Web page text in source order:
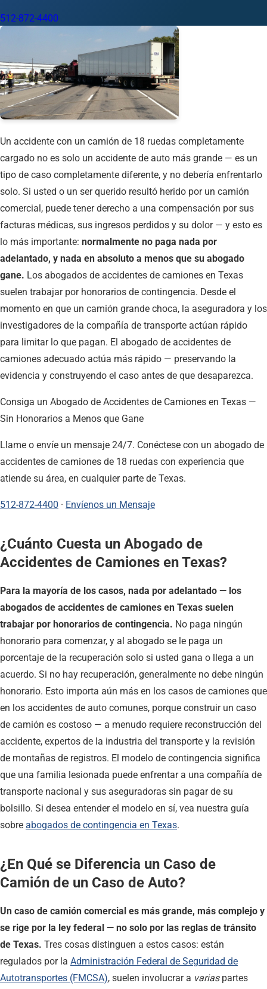
Austin 512-872-4400
Usar mi ubicación
Austin Beaumont Corpus Christi
El Paso
Fort Worth Laredo Longview
McAllen
Midland San Angelo San Antonio
512-872-4400
Un accidente con un camión de 18 ruedas completamente
cargado no es solo un accidente de auto más grande — es un
tipo de caso completamente diferente, y no debería enfrentarlo
solo. Si usted o un ser querido resultó herido por un camión
comercial, puede tener derecho a una compensación por sus
facturas médicas, sus ingresos perdidos y su dolor — y esto es
lo más importante: normalmente no paga nada por
adelantado, y nada en absoluto a menos que su abogado
gane. Los abogados de accidentes de camiones en Texas
suelen trabajar por honorarios de contingencia. Desde el
momento en que un camión grande choca, la aseguradora y los
investigadores de la compañía de transporte actúan rápido
para limitar lo que pagan. El abogado de accidentes de
camiones adecuado actúa más rápido — preservando la
evidencia y construyendo el caso antes de que desaparezca.
Consiga un Abogado de Accidentes de Camiones en Texas —
Sin Honorarios a Menos que Gane
Llame o envíe un mensaje 24/7. Conéctese con un abogado de
accidentes de camiones de 18 ruedas con experiencia que
atiende su área, en cualquier parte de Texas.
512-872-4400 · Envíenos un Mensaje
¿Cuánto Cuesta un Abogado de
Accidentes de Camiones en Texas?
Para la mayoría de los casos, nada por adelantado — los
abogados de accidentes de camiones en Texas suelen
trabajar por honorarios de contingencia. No paga ningún
honorario para comenzar, y al abogado se le paga un
porcentaje de la recuperación solo si usted gana o llega a un
acuerdo. Si no hay recuperación, generalmente no debe ningún
honorario. Esto importa aún más en los casos de camiones que
en los accidentes de auto comunes, porque construir un caso
de camión es costoso — a menudo requiere reconstrucción del
accidente, expertos de la industria del transporte y la revisión
de montañas de registros. El modelo de contingencia significa
que una familia lesionada puede enfrentar a una compañía de
transporte nacional y sus aseguradoras sin pagar de su
bolsillo. Si desea entender el modelo en sí, vea nuestra guía
sobre abogados de contingencia en Texas.
¿En Qué se Diferencia un Caso de
Camión de un Caso de Auto?
Un caso de camión comercial es más grande, más complejo y
se rige por la ley federal — no solo por las reglas de tránsito
de Texas. Tres cosas distinguen a estos casos: están
regulados por la Administración Federal de Seguridad de
Autotransportes (FMCSA), suelen involucrar a variaspartes